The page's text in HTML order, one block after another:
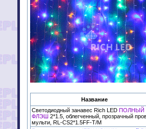
Название
Светодиодный занавес Rich LED ПОЛНЫЙ
ФЛЭШ 2*1.5, облегченный, прозрачный
мульти, RL-CS2*1.5FF-T/M